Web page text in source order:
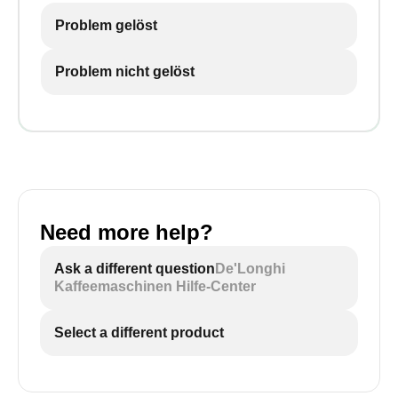
Problem gelöst
Problem nicht gelöst
Need more help?
Ask a different question De'Longhi
Kaffeemaschinen Hilfe-Center
Select a different product